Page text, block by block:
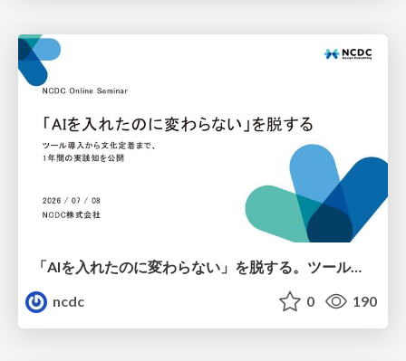
「AIを入れたのに変わらない」を脱する。ツール導入から文化定着まで、1年間の実践知を公開
ncdc
0 190